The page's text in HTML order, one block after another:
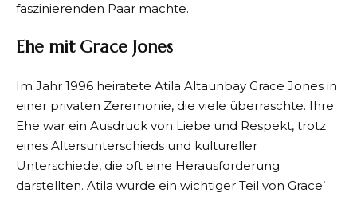
faszinierenden Paar machte.
Ehe mit Grace Jones
Im Jahr 1996 heiratete Atila Altaunbay Grace Jones in
einer privaten Zeremonie, die viele überraschte. Ihre
Ehe war ein Ausdruck von Liebe und Respekt, trotz
eines Altersunterschieds und kultureller
Unterschiede, die oft eine Herausforderung
darstellten. Atila wurde ein wichtiger Teil von Grace’